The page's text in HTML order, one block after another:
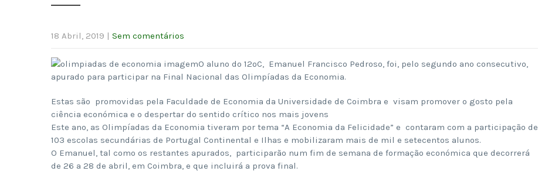
18 Abril, 2019 | Sem comentários
O aluno do 12ºC, Emanuel Francisco Pedroso, foi, pelo segundo ano consecutivo,
apurado para participar na Final Nacional das Olimpíadas da Economia.
Estas são promovidas pela Faculdade de Economia da Universidade de Coimbra e visam promover o gosto pela
ciência económica e o despertar do sentido crítico nos mais jovens
Este ano, as Olimpíadas da Economia tiveram por tema “A Economia da Felicidade” e contaram com a participação de
103 escolas secundárias de Portugal Continental e Ilhas e mobilizaram mais de mil e setecentos alunos.
O Emanuel, tal como os restantes apurados, participarão num fim de semana de formação económica que decorrerá
de 26 a 28 de abril, em Coimbra, e que incluirá a prova final.